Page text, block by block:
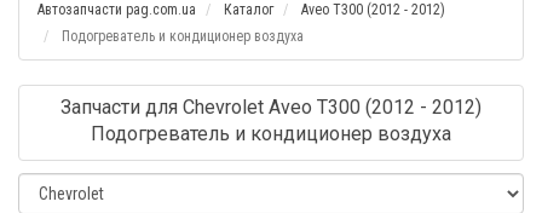
Автозапчасти pag.com.ua Каталог
Aveo T300 (2012 - 2012)
Подогреватель и кондиционер воздуха
Запчасти для Chevrolet Aveo T300 (2012 - 2012)
Подогреватель и кондиционер воздуха